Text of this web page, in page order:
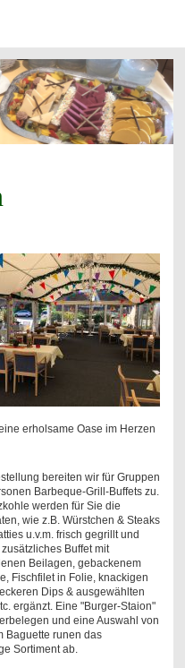
erholsame Oase im Herzen
bereiten wir für Gruppen
Barbeque-Grill-Buffets zu.
werden für Sie die
wie z.B. Würstchen & Steaks
u.v.m. frisch gegrillt und
Buffet mit
Beilagen, gebackenem
Fischfilet in Folie, knackigen
Dips & ausgewählten
ergänzt. Eine "Burger-Staion"
und eine Auswahl von
Baguette runen das
Sortiment ab.